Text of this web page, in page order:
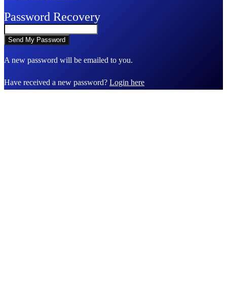
Password Recovery
A new password will be emailed to you.
Have received a new password? Login here